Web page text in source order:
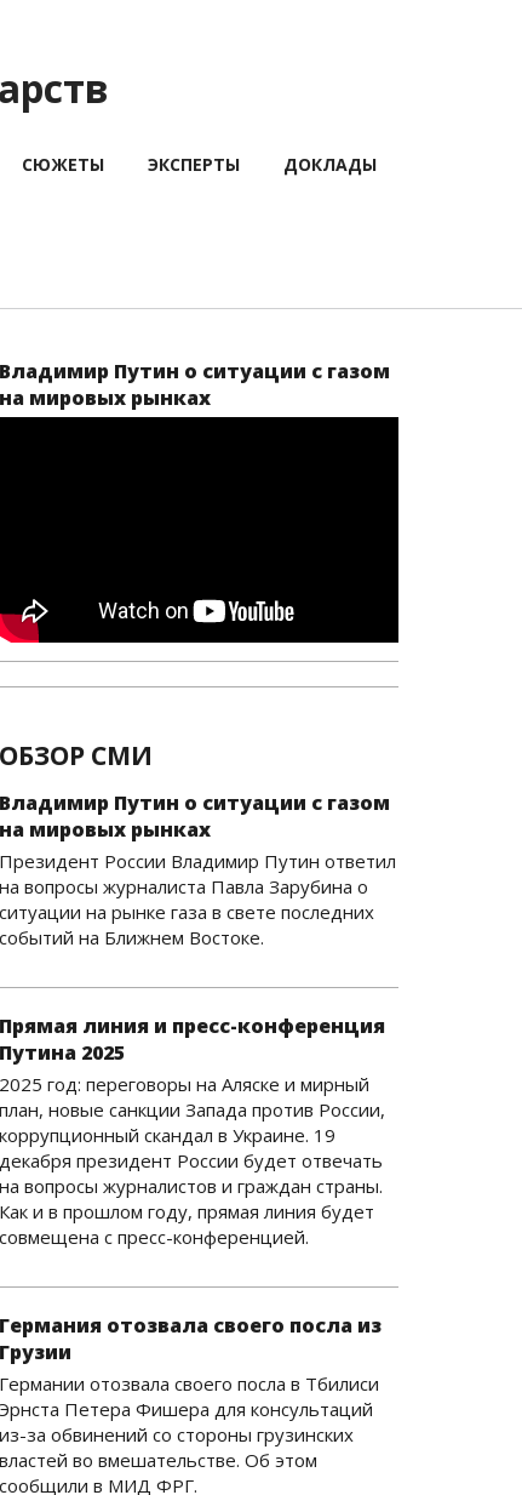
СЮЖЕТЫ ЭКСПЕРТЫ ДОКЛАДЫ
Владимир Путин о ситуации с газом
на мировых рынках
ОБЗОР СМИ
Владимир Путин о ситуации с газом
на мировых рынках
Президент России Владимир Путин ответил
на вопросы журналиста Павла Зарубина о
ситуации на рынке газа в свете последних
событий на Ближнем Востоке.
Прямая линия и пресс-конференция
Путина 2025
2025 год: переговоры на Аляске и мирный
план, новые санкции Запада против России,
коррупционный скандал в Украине. 19
декабря президент России будет отвечать
на вопросы журналистов и граждан страны.
Как и в прошлом году, прямая линия будет
совмещена с пресс-конференцией.
Германия отозвала своего посла из
Грузии
Германии отозвала своего посла в Тбилиси
Эрнста Петера Фишера для консультаций
из-за обвинений со стороны грузинских
властей во вмешательстве. Об этом
сообщили в МИД ФРГ.